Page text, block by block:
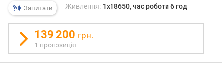
а
д
с
т
Запитати
Живлення: 1x18650, час роботи 6 год
139 200 грн.
1 пропозиція